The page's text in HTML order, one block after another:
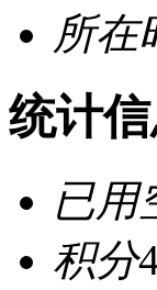
所在
统计
已用
积分